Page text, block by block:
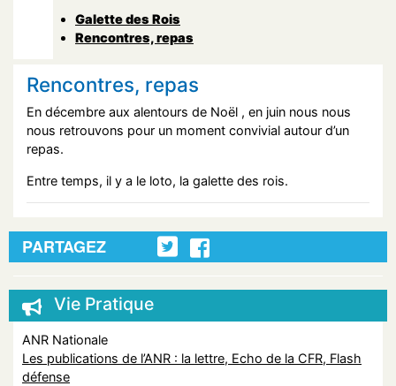
Galette des Rois
Rencontres, repas
Rencontres, repas
En décembre aux alentours de Noël , en juin nous nous
nous retrouvons pour un moment convivial autour d’un
repas.
Entre temps, il y a le loto, la galette des rois.
PARTAGEZ
Vie Pratique
ANR Nationale
Les publications de l’ANR : la lettre, Echo de la CFR, Flash
défense